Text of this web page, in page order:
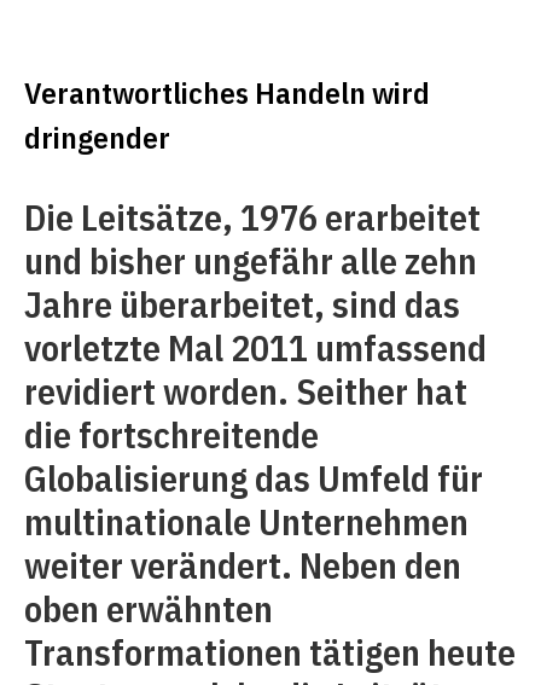
Verantwortliches Handeln wird
dringender
Die Leitsätze, 1976 erarbeitet
und bisher ungefähr alle zehn
Jahre überarbeitet, sind das
vorletzte Mal 2011 umfassend
revidiert worden. Seither hat
die fortschreitende
Globalisierung das Umfeld für
multinationale Unternehmen
weiter verändert. Neben den
oben erwähnten
Transformationen tätigen heute